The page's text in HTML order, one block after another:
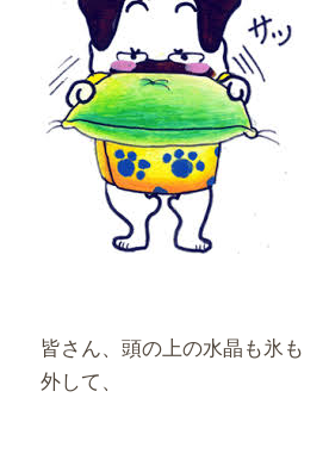
皆さん、頭の上の水晶も氷も
外して、